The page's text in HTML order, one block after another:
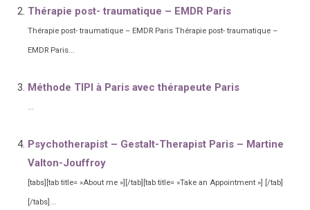
Thérapie post- traumatique – EMDR Paris
Thérapie post- traumatique – EMDR Paris Thérapie post- traumatique –
EMDR Paris...
Méthode TIPI à Paris avec thérapeute Paris
...
Psychotherapist – Gestalt-Therapist Paris – Martine
Valton-Jouffroy
[tabs][tab title= »About me »][/tab][tab title= »Take an Appointment »] [/tab]
[/tabs]...